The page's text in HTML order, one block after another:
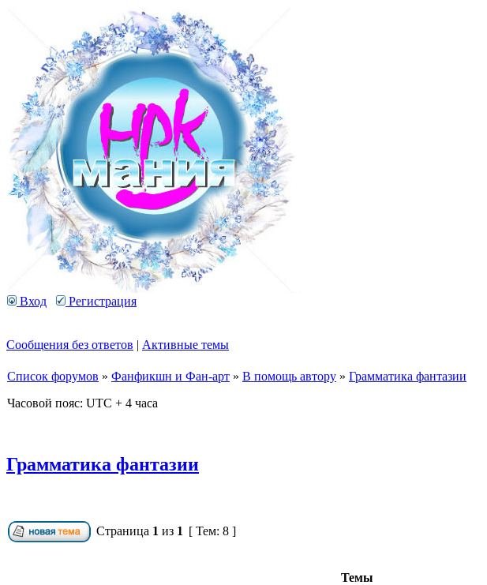
Вход Регистрация
Сообщения без ответов | Активные темы
Список форумов » Фанфикшн и Фан-арт » В помощь автору » Грамматика фантазии
Часовой пояс: UTC + 4 часа
Грамматика фантазии
Страница 1 из 1 [ Тем: 8 ]
Темы